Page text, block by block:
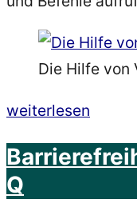
Die Hilfe von
„Voice
–
Barrierefreiheit
weiterlesen
Q